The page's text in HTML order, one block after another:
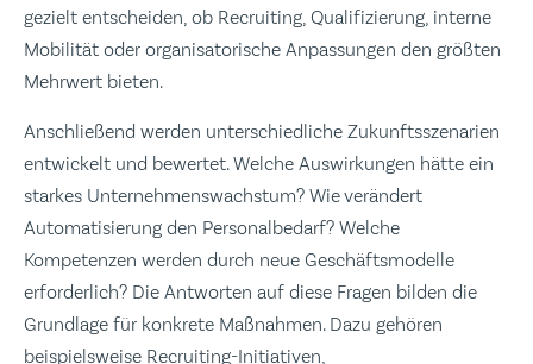
gezielt entscheiden, ob Recruiting, Qualifizierung, interne
Mobilität oder organisatorische Anpassungen den größten
Mehrwert bieten.
Anschließend werden unterschiedliche Zukunftsszenarien
entwickelt und bewertet. Welche Auswirkungen hätte ein
starkes Unternehmenswachstum? Wie verändert
Automatisierung den Personalbedarf? Welche
Kompetenzen werden durch neue Geschäftsmodelle
erforderlich? Die Antworten auf diese Fragen bilden die
Grundlage für konkrete Maßnahmen. Dazu gehören
beispielsweise Recruiting-Initiativen,